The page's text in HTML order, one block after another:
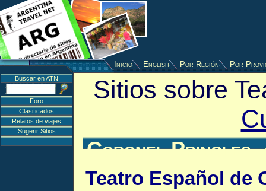
Inicio English Por Región Por
Sitios sobre
Coronel Pringles
Teatro Español de
Buscar en ATN
Foro
Clasificados
Relatos de viajes
Sugerir Sitios